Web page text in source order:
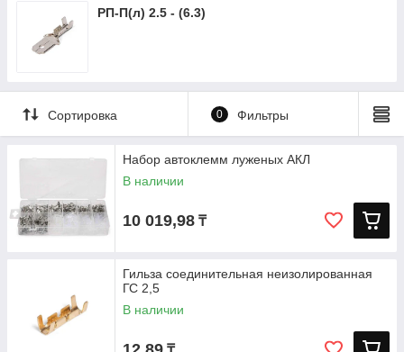
РП-П(л) 2.5 - (6.3)
Сортировка 0 Фильтры
Набор автоклемм луженых АКЛ
В наличии
10 019,98 ₸
Гильза соединительная неизолированная
ГС 2,5
В наличии